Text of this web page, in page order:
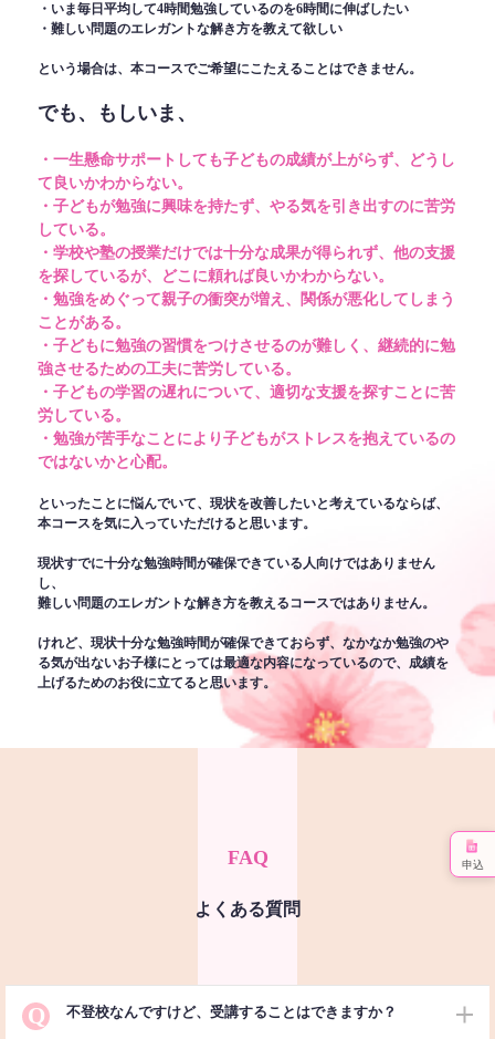
・いま毎日平均して4時間勉強しているのを6時間に伸ばしたい
・難しい問題のエレガントな解き方を教えて欲しい
という場合は、本コースでご希望にこたえることはできません。
でも、もしいま、
・一生懸命サポートしても子どもの成績が上がらず、どうし
て良いかわからない。
・子どもが勉強に興味を持たず、やる気を引き出すのに苦労
している。
・学校や塾の授業だけでは十分な成果が得られず、他の支援
を探しているが、どこに頼れば良いかわからない。
・勉強をめぐって親子の衝突が増え、関係が悪化してしまう
ことがある。
・子どもに勉強の習慣をつけさせるのが難しく、継続的に勉
強させるための工夫に苦労している。
・子どもの学習の遅れについて、適切な支援を探すことに苦
労している。
・勉強が苦手なことにより子どもがストレスを抱えているの
ではないかと心配。
といったことに悩んでいて、現状を改善したいと考えているならば、
本コースを気に入っていただけると思います。
現状すでに十分な勉強時間が確保できている人向けではありません
し、
難しい問題のエレガントな解き方を教えるコースではありません。
けれど、現状十分な勉強時間が確保できておらず、なかなか勉強のや
る気が出ないお子様にとっては最適な内容になっているので、成績を
上げるためのお役に立てると思います。
FAQ
よくある質問
Q 不登校なんですけど、受講することはできますか？
申込